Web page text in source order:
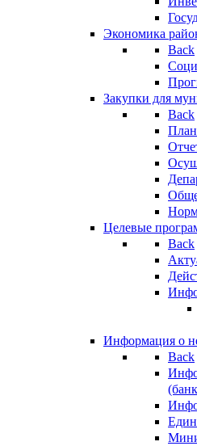
Экономика
Back
Закупки для
Back
Целевые
Back
Информация о
Back